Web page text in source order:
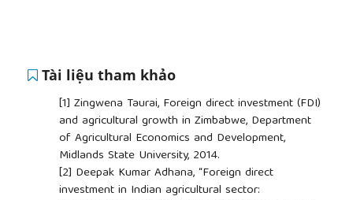
Tài liệu tham khảo
[1] Zingwena Taurai, Foreign direct investment (FDI)
and agricultural growth in Zimbabwe, Department
of Agricultural Economics and Development,
Midlands State University, 2014.
[2] Deepak Kumar Adhana, “Foreign direct
investment in Indian agricultural sector: